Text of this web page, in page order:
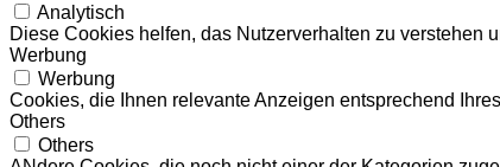
Analytisch
Diese Cookies helfen, das Nutzerverhalten zu verstehen
Werbung
Werbung
Cookies, die Ihnen relevante Anzeigen entsprechend
Others
Others